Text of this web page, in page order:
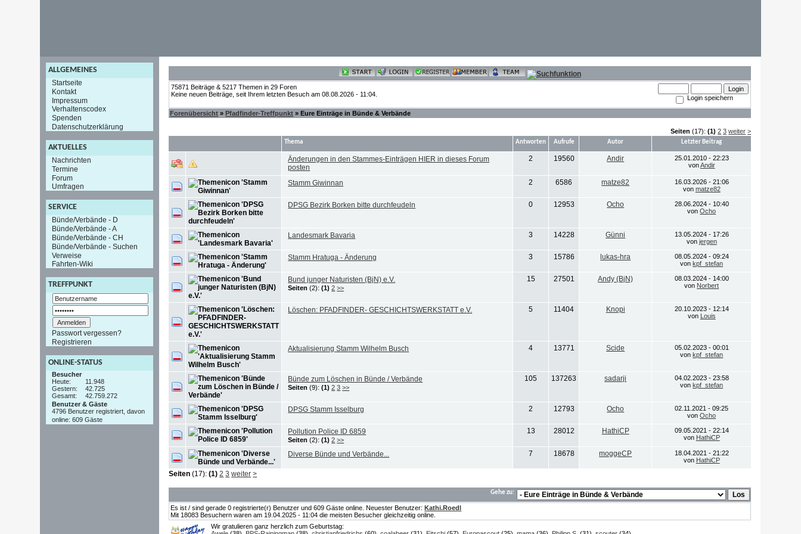
ALLGEMEINES
Startseite
Kontakt
Impressum
Verhaltenscodex
Spenden
Datenschutzerklärung
AKTUELLES
Nachrichten
Termine
Forum
Umfragen
SERVICE
Bünde/Verbände - D
Bünde/Verbände - A
Bünde/Verbände - CH
Bünde/Verbände - Suchen
Verweise
Fahrten-Wiki
TREFFPUNKT
Passwort vergessen?
Registrieren
ONLINE-STATUS
Besucher
Heute:
11.948
Gestern:
42.725
Gesamt:
42.759.272
Benutzer & Gäste
4796 Benutzer registriert, davon
online: 609 Gäste
75871 Beiträge & 5217 Themen in 29 Foren
Keine neuen Beiträge, seit Ihrem letzten Besuch am 08.08.2026 - 11:04.
Login speichern
Forenübersicht »Pfadfinder-Treffpunkt » Eure Einträge in Bünde & Verbände
Seiten (17):(1) 2 3 weiter >
Thema Antworten Aufrufe Autor Letzter Beitrag
Änderungen in den Stammes-Einträgen HIER in dieses Forum
posten
2 19560 Andir
25.01.2010 - 22:23
vonAndir
Stamm Giwinnan 2 6586 matze82
16.03.2026 - 21:06
von matze82
DPSG Bezirk Borken bitte durchfeudeln 0 12953 Ocho
28.06.2024 - 10:40
vonOcho
Landesmark Bavaria 3 14228 Günni
13.05.2024 - 17:26
von jergen
Stamm Hratuga - Änderung 3 15786 lukas-hra
08.05.2024 - 09:24
vonkpf_stefan
Bund junger Naturisten (BjN) e.V.
Seiten (2):(1) 2 >>
15 27501 Andy (BjN)
08.03.2024 - 14:00
von Norbert
Löschen: PFADFINDER- GESCHICHTSWERKSTATT e.V. 5 11404 Knopi
20.10.2023 - 12:14
von Louis
Aktualisierung Stamm Wilhelm Busch 4 13771 Scide
05.02.2023 - 00:01
vonkpf_stefan
Bünde zum Löschen in Bünde / Verbände
Seiten (9):(1) 2 3 >>
105 137263 sadarji
04.02.2023 - 23:58
vonkpf_stefan
DPSG Stamm Isselburg 2 12793 Ocho
02.11.2021 - 09:25
vonOcho
Pollution Police ID 6859
Seiten (2):(1) 2 >>
13 28012 HathiCP
09.05.2021 - 22:14
von HathiCP
Diverse Bünde und Verbände... 7 18678 moggeCP
18.04.2021 - 21:22
von HathiCP
Seiten (17):(1) 2 3 weiter >
Gehe zu:
Es ist / sind gerade 0 registrierte(r) Benutzer und 609 Gäste online. Neuester Benutzer:Kathi.Roedl
Mit 18083 Besuchern waren am 19.04.2025 - 11:04 die meisten Besucher gleichzeitig online.
Wir gratulieren ganz herzlich zum Geburtstag: